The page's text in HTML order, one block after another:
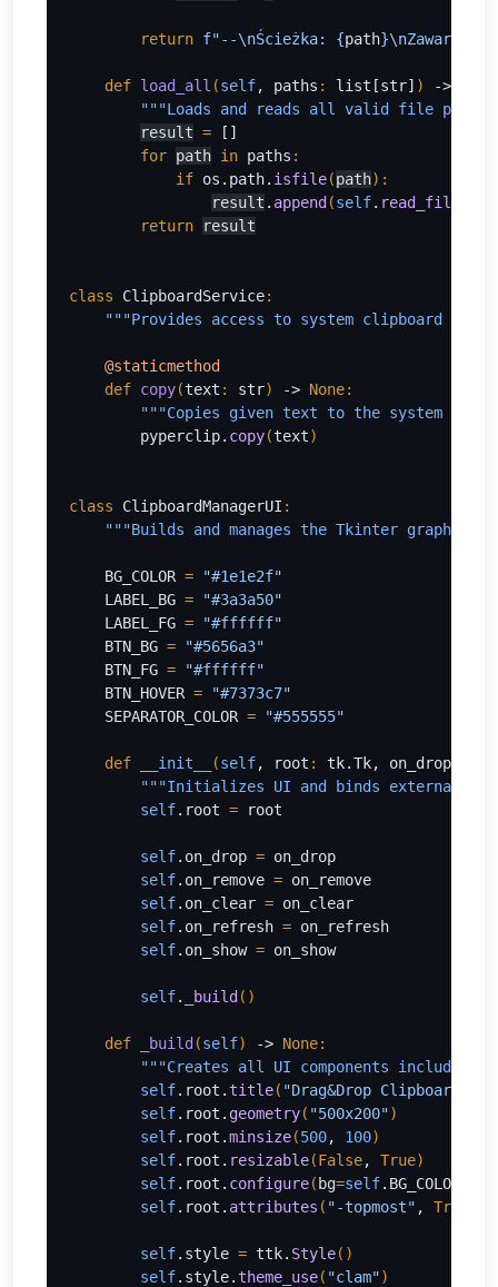
return f"--\nŚcieżka: {path}\nZawartość:
def load_all (self, paths : list[str] )
->
"""Loads and reads all valid file paths
result =
[]
for path in paths :
            if
os.path. isfile(path) :
result . append (self. read_file
return
result
class ClipboardService:
"""Provides access to system clipboard
@staticmethod
def copy(text : str) -> None:
"""Copies given text to the system
pyperclip. copy(text)
class ClipboardManagerUI :
"""Builds and manages the Tkinter
BG_COLOR =
"#1e1e2f"
LABEL_BG =
"#3a3a50"
LABEL_FG =
"#ffffff"
BTN_BG =
"#5656a3"
BTN_FG =
"#ffffff"
BTN_HOVER =
"#7373c7"
SEPARATOR_COLOR = "#555555"
def __init__ (self, root : tk.Tk, on_drop,
"""Initializes UI and binds external
        self
.root = root
self.on_drop = on_drop
self.on_remove = on_remove
self.on_clear = on_clear
self.on_refresh = on_refresh
self.on_show = on_show
self. _build ()
def _build (self) -> None:
"""Creates all UI components including
        self
.root.title( "Drag&Drop Clipboard
self.root. geometry( "500x200")
self.root.minsize(500, 100)
self.root. resizable(False, True)
self.root. configure( bg=self.BG_COLOR
self.root. attributes ( "-topmost" , True
self.style = ttk. Style()
self.style.theme_use( "clam")